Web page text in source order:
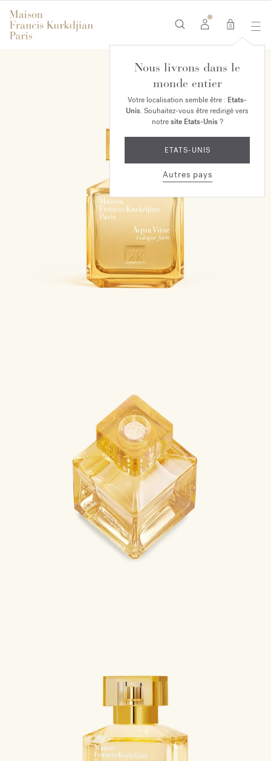
0
Nous livrons dans le
monde entier
Votre localisation semble être : Etats-
Unis. Souhaitez-vous être redirigé vers
notresite Etats-Unis?
ETATS-UNIS
Autres pays